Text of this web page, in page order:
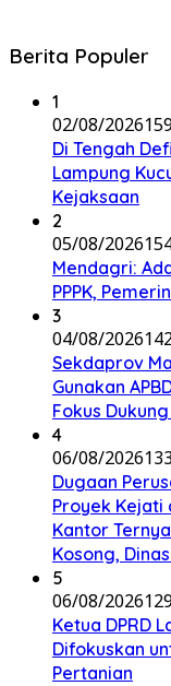
Berita Populer
1
02/08/2026
Di Tengah
Lampung
Kejaksaan
2
05/08/2026
Mendagri:
PPPK,
3
04/08/2026
Sekdaprov
Gunakan
Fokus
4
06/08/2026
Dugaan
Proyek Kejati
Kantor
Kosong,
5
06/08/2026
Ketua DPRD
Difokuskan
Pertanian